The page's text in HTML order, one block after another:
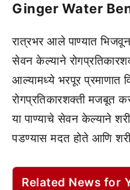
Ginger Water
रात्रभर आले पाण्यात
सेवन केल्याने
आल्यामध्ये भरपूर
रोगप्रतिकारशक्ती मजबूत
या पाण्याचे सेवन केल्याने
पडण्यास मदत होते आणि
Related News for